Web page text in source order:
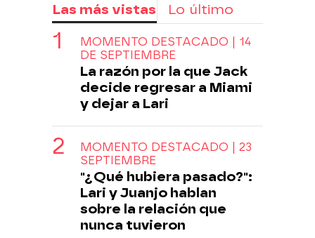
Las más vistas Lo último
MOMENTO DESTACADO | 14
DE SEPTIEMBRE
La razón por la que Jack
decide regresar a Miami
y dejar a Lari
MOMENTO DESTACADO | 23
SEPTIEMBRE
"¿Qué hubiera pasado?":
Lari y Juanjo hablan
sobre la relación que
nunca tuvieron